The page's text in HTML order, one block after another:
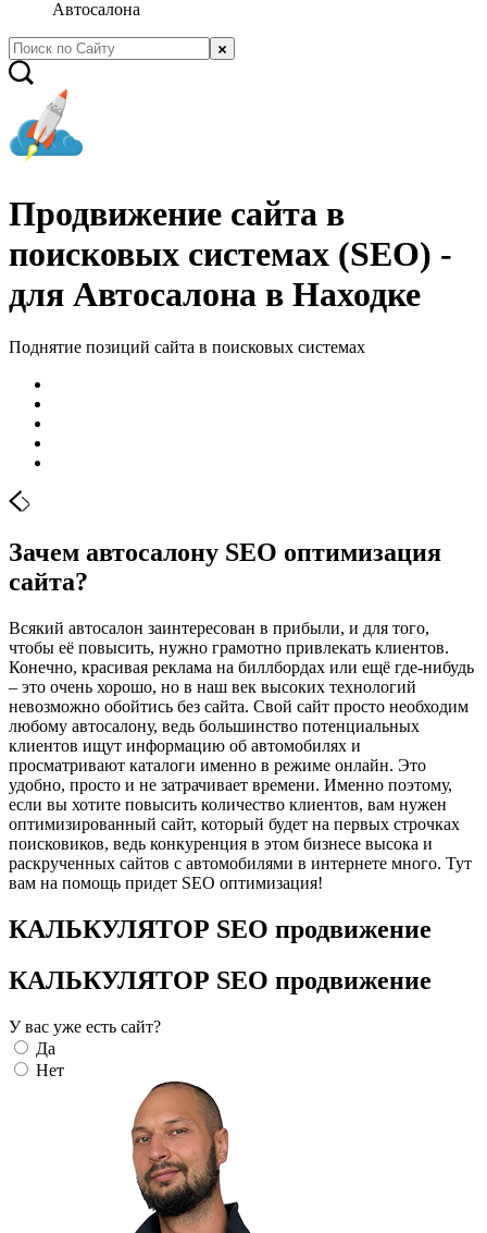
Автосалона
Продвижение сайта в
поисковых системах (SEO) -
для Автосалона в Находке
Поднятие позиций сайта в поисковых системах
Зачем автосалону SЕО оптимизация
сайта?
Всякий автосалон заинтересован в прибыли, и для того,
чтобы её повысить, нужно грамотно привлекать клиентов.
Конечно, красивая реклама на биллбордах или ещё где-нибудь
– это очень хорошо, но в наш век высоких технологий
невозможно обойтись без сайта. Свой сайт просто необходим
любому автосалону, ведь большинство потенциальных
клиентов ищут информацию об автомобилях и
просматривают каталоги именно в режиме онлайн. Это
удобно, просто и не затрачивает времени. Именно поэтому,
если вы хотите повысить количество клиентов, вам нужен
оптимизированный сайт, который будет на первых строчках
поисковиков, ведь конкуренция в этом бизнесе высока и
раскрученных сайтов с автомобилями в интернете много. Тут
вам на помощь придет SEO оптимизация!
КАЛЬКУЛЯТОР SEO продвижение
КАЛЬКУЛЯТОР SEO продвижение
У вас уже есть сайт?
Да
Нет